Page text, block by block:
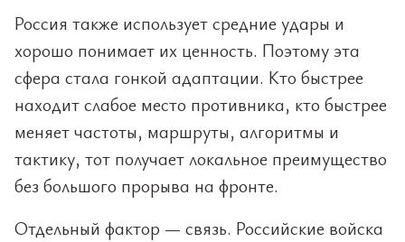
Россия также использует средние удары и
хорошо понимает их ценность. Поэтому эта
сфера стала гонкой адаптации. Кто быстрее
находит слабое место противника, кто быстрее
меняет частоты, маршруты, алгоритмы и
тактику, тот получает локальное преимущество
без большого прорыва на фронте.
Отдельный фактор — связь. Российские войска